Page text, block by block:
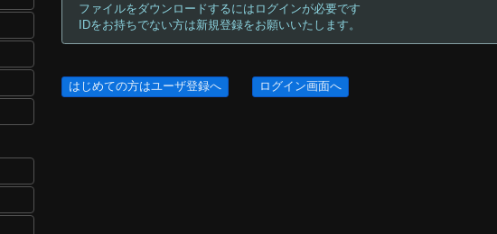
ファイルをダウンロードするにはログインが必要です
IDをお持ちでない方は新規登録をお願いいたします。
はじめての方はユーザ登録へ ログイン画面へ